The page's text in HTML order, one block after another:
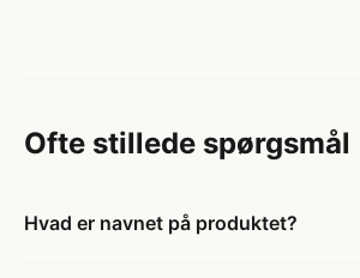
Ofte stillede spørgsmål
Hvad er navnet på produktet?